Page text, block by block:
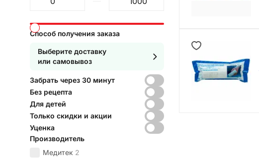
Способ получения заказа
Выберите доставку
или самовывоз
Забрать через 30 минут
Без рецепта
Для детей
Только скидки и акции
Уценка
Производитель
Медитек 2